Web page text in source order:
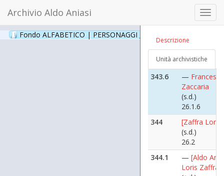
Archivio Aldo Aniasi
Fondo ALFABETICO | PERSONAGGI _ Archivio Fotografico
Descrizione
Unità archivistiche
Zaccaria,
Aniasi e
Capodanno
([1987
26.1.5
343.6
— Francesco
Zaccaria
(s.d.)
26.1.6
344
[Zaffra Loris]
(s.d.)
26.2
344.1
— [Aldo
Loris Zaffra]